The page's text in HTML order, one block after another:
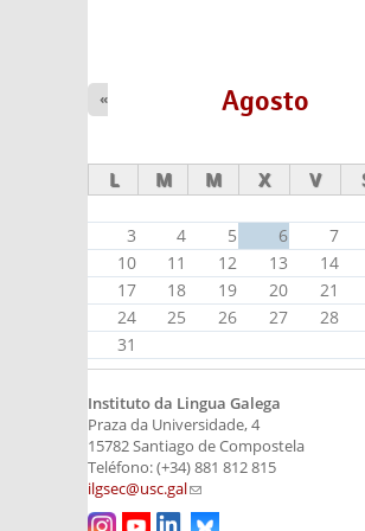
Agosto
«
L M M X V
3
4 5 6 7
10
11 12 13 14
17
18 19 20 21
24
25 26 27 28
31
Instituto da Lingua Galega
Praza da Universidade, 4
15782 Santiago de Compostela
Teléfono: (+34) 881 812 815
ilgsec@usc.gal(link sends e-mail)